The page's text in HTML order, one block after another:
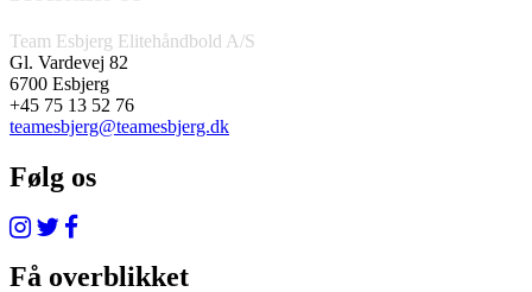
Team Esbjerg Elitehåndbold A/S
Gl. Vardevej 82
6700 Esbjerg
+45 75 13 52 76
teamesbjerg@teamesbjerg.dk
Følg os
Få overblikket